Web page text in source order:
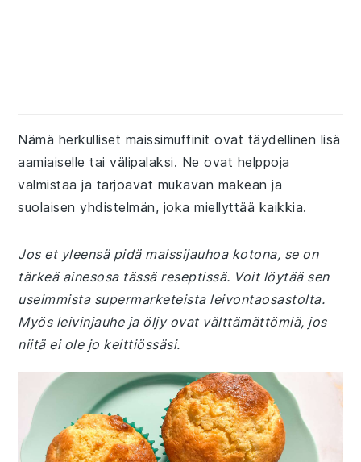
Nämä herkulliset maissimuffinit ovat täydellinen lisä
aamiaiselle tai välipalaksi. Ne ovat helppoja
valmistaa ja tarjoavat mukavan makean ja
suolaisen yhdistelmän, joka miellyttää kaikkia.
Jos et yleensä pidä maissijauhoa kotona, se on
tärkeä ainesosa tässä reseptissä. Voit löytää sen
useimmista supermarketeista leivontaosastolta.
Myös leivinjauhe ja öljy ovat välttämättömiä, jos
niitä ei ole jo keittiössäsi.